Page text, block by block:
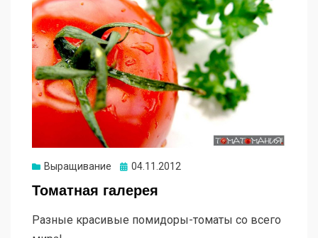
Выращивание Опубликовано
04.11.2012
Томатная галерея
Разные красивые помидоры-томаты со всего